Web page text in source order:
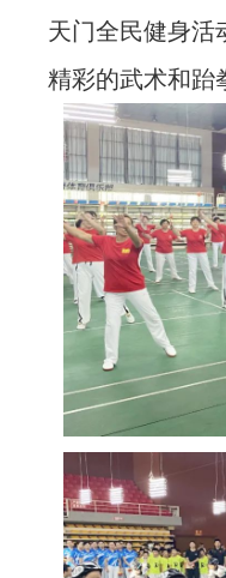
天门全民健身活
精彩的武术和跆